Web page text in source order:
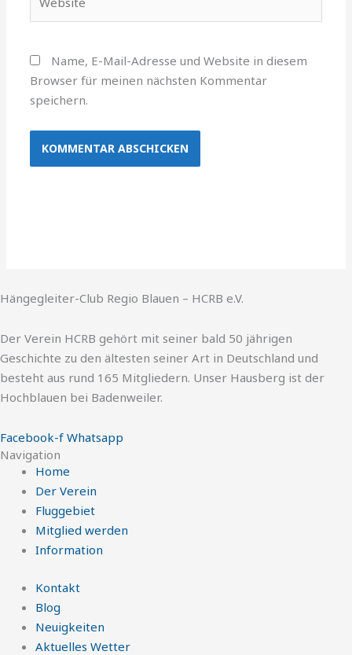
Name, E-Mail-Adresse und Website in diesem
Browser für meinen nächsten Kommentar
speichern.
Hängegleiter-Club Regio Blauen – HCRB e.V.
Der Verein HCRB gehört mit seiner bald 50 jährigen
Geschichte zu den ältesten seiner Art in Deutschland und
besteht aus rund 165 Mitgliedern. Unser Hausberg ist der
Hochblauen bei Badenweiler.
Facebook-f Whatsapp
Navigation
Home
Der Verein
Fluggebiet
Mitglied werden
Information
Kontakt
Blog
Neuigkeiten
Aktuelles Wetter